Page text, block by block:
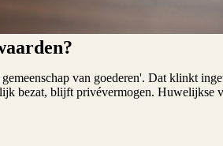
van goederen'. Dat klinkt
bezat, blijft privévermogen. Huwelijkse